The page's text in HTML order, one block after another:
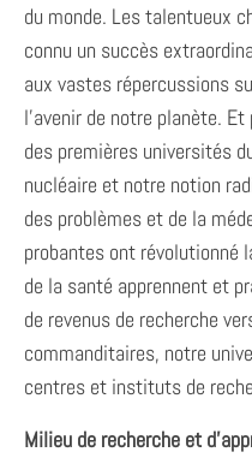
du monde. Les talentueux
connu un succès
aux vastes répercussions
l’avenir de notre planète.
des premières universités
nucléaire et notre notion
des problèmes et de la
probantes ont révolutionné
de la santé apprennent et
de revenus de recherche
commanditaires, notre
centres et instituts de
Milieu de recherche et